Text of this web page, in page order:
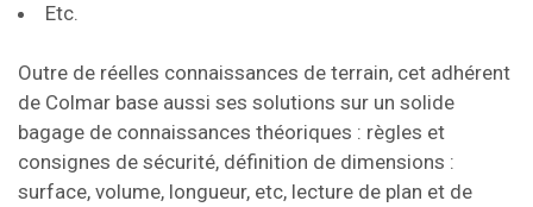
Etc.
Outre de réelles connaissances de terrain, cet adhérent
de Colmar base aussi ses solutions sur un solide
bagage de connaissances théoriques : règles et
consignes de sécurité, définition de dimensions :
surface, volume, longueur, etc, lecture de plan et de